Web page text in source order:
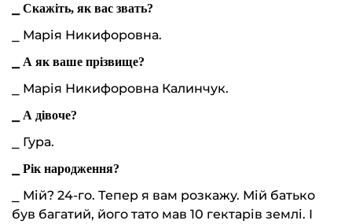
Скажіть, як вас звать?
⎯ Марія Никифоровна.
А як ваше прізвище?
⎯ Марія Никифоровна Калинчук.
А дівоче?
⎯ Гура.
Рік народження?
⎯ Мій? 24-го. Тепер я вам розкажу. Мій батько
був багатий, його тато мав 10 гектарів землі. І